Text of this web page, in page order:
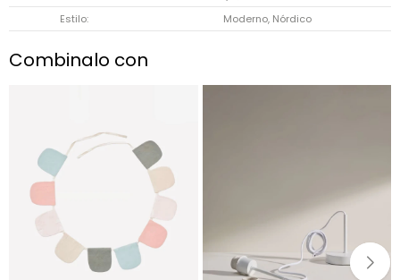
Estilo
Moderno, Nórdico
Combinalo con